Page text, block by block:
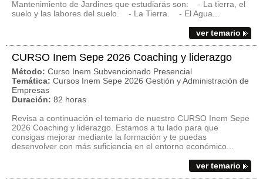
Mantenimiento de Jardines que estudiarás son: - La tierra, el
suelo y las labores del suelo. - La Tierra. - El Agua...
ver temario
CURSO Inem Sepe 2026 Coaching y liderazgo
Método: Curso Inem Subvencionado Presencial
Temática: Cursos Inem Sepe 2026 Gestión y Administración de
Empresas
Duración: 82 horas
Revisa a continuación el temario de nuestro CURSO Inem Sepe
2026 Coaching y liderazgo. Estamos a tu lado para que
consigas mejorar mediante la formación y te puedas
desenvolver con más suficiencia en el entorno económico...
ver temario